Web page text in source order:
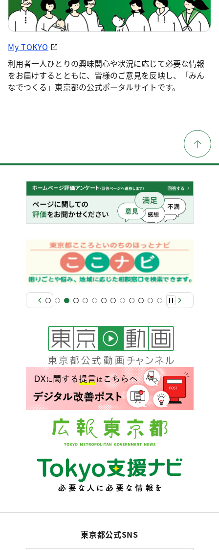
My TOKYO
利用者一人ひとりの興味関心や状況に応じて必要な情報
をお届けするとともに、皆様のご意見を反映し、「みん
なでつくる」東京都の公式ポータルサイトです。
東京都公式SNS